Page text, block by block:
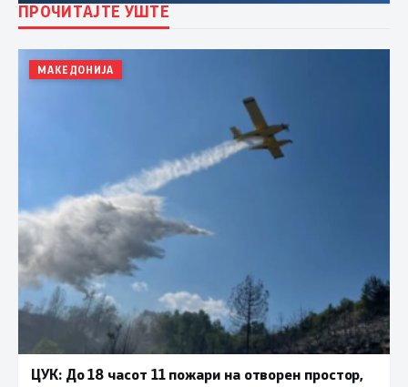
ПРОЧИТАЈТЕ УШТЕ
МАКЕДОНИЈА
ЦУК: До 18 часот 11 пожари на отворен простор,